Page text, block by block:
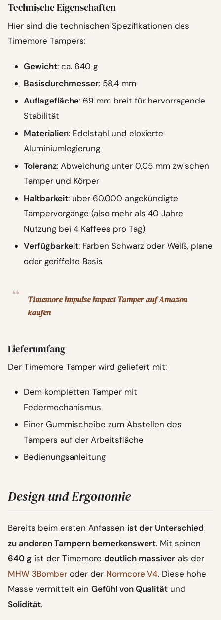
Technische Eigenschaften
Hier sind die technischen Spezifikationen des
Timemore Tampers:
Gewicht: ca. 640 g
Basisdurchmesser: 58,4 mm
Auflagefläche: 69 mm breit für hervorragende
Stabilität
Materialien: Edelstahl und eloxierte
Aluminiumlegierung
Toleranz: Abweichung unter 0,05 mm zwischen
Tamper und Körper
Haltbarkeit: über 60.000 angekündigte
Tampervorgänge (also mehr als 40 Jahre
Nutzung bei 4 Kaffees pro Tag)
Verfügbarkeit: Farben Schwarz oder Weiß, plane
oder geriffelte Basis
Timemore Impulse Impact Tamper auf Amazon
kaufen
Lieferumfang
Der Timemore Tamper wird geliefert mit:
Dem kompletten Tamper mit
Federmechanismus
Einer Gummischeibe zum Abstellen des
Tampers auf der Arbeitsfläche
Bedienungsanleitung
Design und Ergonomie
Bereits beim ersten Anfassen ist der Unterschied
zu anderen Tampern bemerkenswert. Mit seinen
640 g ist der Timemore deutlich massiver als der
MHW 3Bomber oder der Normcore V4. Diese hohe
Masse vermittelt ein Gefühl von Qualität und
Solidität.